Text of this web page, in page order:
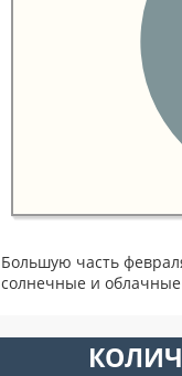
Большую часть
солнечные и